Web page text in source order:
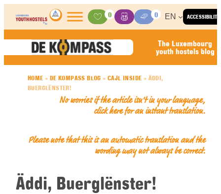
Skip to content
ACCESSIBILITY
Activities
0
BasketMedia Center
0 EN
The Luxembourg
youth hostels blog
HOME » DE KOMPASS BLOG »CAJL INSIDE » ÄDDI,
BUERGLËNSTER!
No worries if the article isn’t in your language,
click here for an instant translation.
Please note that this is an automatic translation and the
wording may not always be correct.
Äddi, Buerglënster!